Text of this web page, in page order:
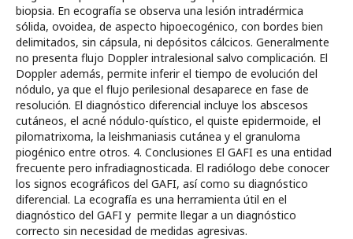
biopsia. En ecografía se observa una lesión intradérmica
sólida, ovoidea, de aspecto hipoecogénico, con bordes bien
delimitados, sin cápsula, ni depósitos cálcicos. Generalmente
no presenta flujo Doppler intralesional salvo complicación. El
Doppler además, permite inferir el tiempo de evolución del
nódulo, ya que el flujo perilesional desaparece en fase de
resolución. El diagnóstico diferencial incluye los abscesos
cutáneos, el acné nódulo-quístico, el quiste epidermoide, el
pilomatrixoma, la leishmaniasis cutánea y el granuloma
piogénico entre otros. 4. Conclusiones El GAFI es una entidad
frecuente pero infradiagnosticada. El radiólogo debe conocer
los signos ecográficos del GAFI, así como su diagnóstico
diferencial. La ecografía es una herramienta útil en el
diagnóstico del GAFI y permite llegar a un diagnóstico
correcto sin necesidad de medidas agresivas.